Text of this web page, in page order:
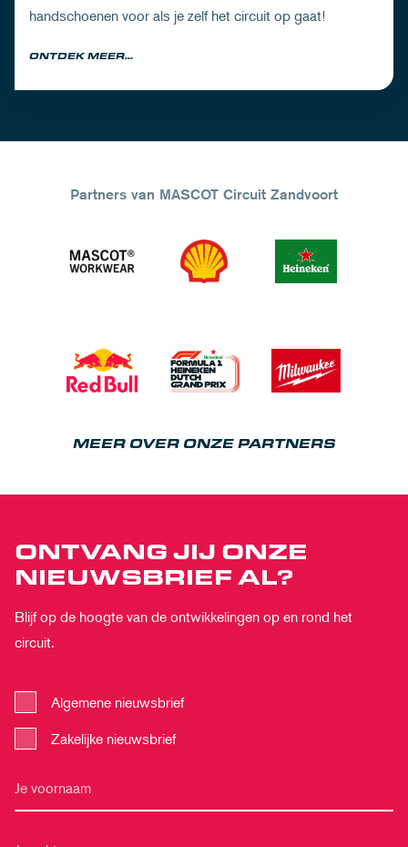
handschoenen voor als je zelf het circuit op gaat!
ONTDEK MEER...
Partners van MASCOT Circuit Zandvoort
MEER OVER ONZE PARTNERS
ONTVANG JIJ ONZE
NIEUWSBRIEF AL?
Blijf op de hoogte van de ontwikkelingen op en rond het
circuit.
Algemene nieuwsbrief
Zakelijke nieuwsbrief